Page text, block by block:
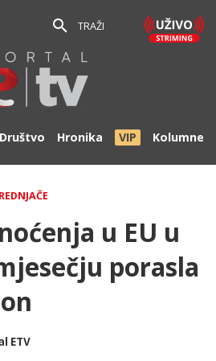
TRAŽI
Društvo Hronika VIP Kolumne
u EU u
porasla
ETV